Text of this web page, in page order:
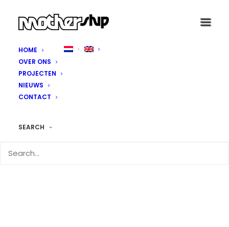
HOME
OVER ONS
PROJECTEN
NIEUWS
CONTACT
SEARCH